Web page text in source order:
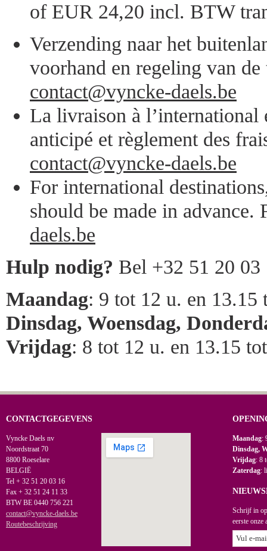
of EUR 24,20 incl. BTW
Verzending naar het
voorhand en regeling van
contact@vyncke-daels.be
La livraison à l’international
anticipé et règlement des
contact@vyncke-daels.be
For international
should be made in advance.
daels.be
Hulp nodig? Bel +32 51 20 03
Maandag: 9 tot 12 u. en 13.15
Dinsdag, Woensdag,
Vrijdag: 8 tot 12 u. en 13.15
CONTACTGEGEVENS
Vyncke Daels nv
Noordstraat 70
8800 Roeselare
BELGIË
Tel + 32 51 20 03 16
Fax + 32 51 24 11 33
BTW BE 0440 756 221
contact@vyncke-daels.be
Routebeschrijving
Maandag:
Dinsdag,
Vrijdag: 8
Zaterdag:
Schrijf in
eerste onze